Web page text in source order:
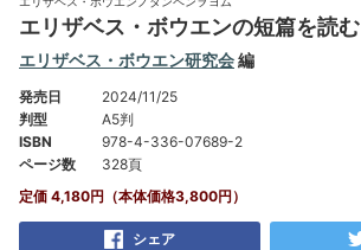
エリザベス・ボウエンの短篇を読む
エリザベス・ボウエン研究会編
発売日
2024/11/25
判型
A5判
ISBN
978-4-336-07689-2
ページ数
328頁
定価 4,180円（本体価格3,800円）
シェア